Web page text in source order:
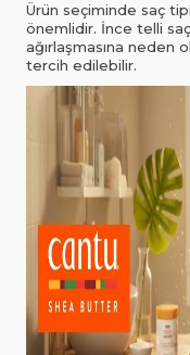
Ürün seçiminde saç
önemlidir. İnce telli
ağırlaşmasına neden
tercih edilebilir.